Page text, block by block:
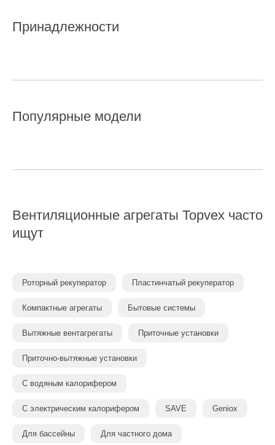
Принадлежности
Популярные модели
Вентиляционные агрегаты Topvex часто
ищут
Роторный рекуператор Пластинчатый рекуператор
Компактные агрегаты Бытовые системы
Вытяжные вентагрегаты Приточные установки
Приточно-вытяжные установки
С водяным калорифером
С электрическим калорифером SAVE Geniox
Для бассейны Для частного дома